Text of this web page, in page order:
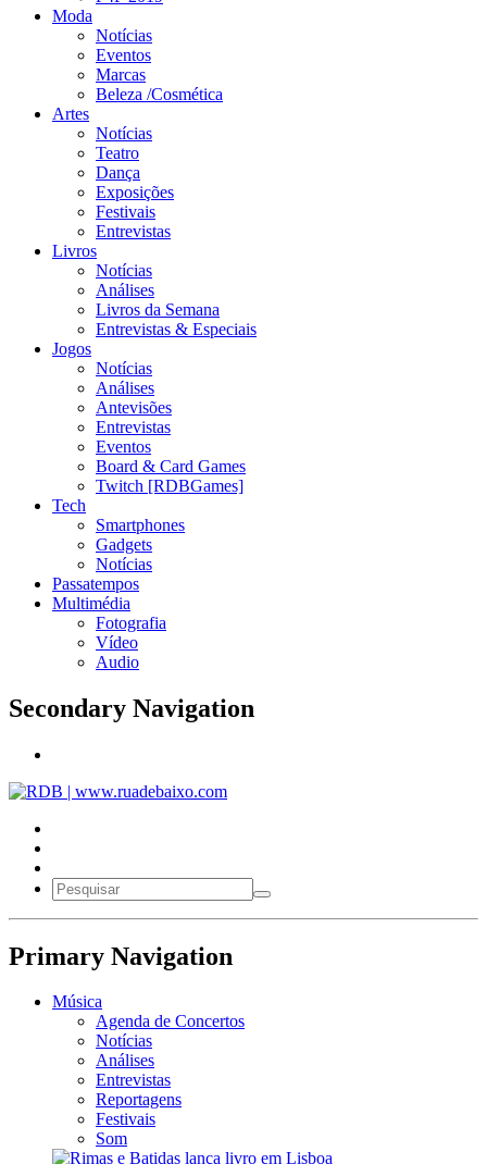
Moda
Notícias
Eventos
Marcas
Beleza /Cosmética
Artes
Notícias
Teatro
Dança
Exposições
Festivais
Entrevistas
Livros
Notícias
Análises
Livros da Semana
Entrevistas & Especiais
Jogos
Notícias
Análises
Antevisões
Entrevistas
Eventos
Board & Card Games
Twitch [RDBGames]
Tech
Smartphones
Gadgets
Notícias
Passatempos
Multimédia
Fotografia
Vídeo
Audio
Secondary Navigation
Primary Navigation
Música
Agenda de Concertos
Notícias
Análises
Entrevistas
Reportagens
Festivais
Som